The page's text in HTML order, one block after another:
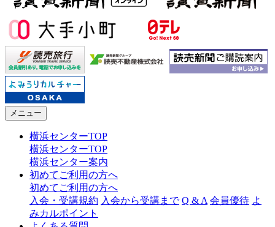
メニュー
横浜センターTOP
横浜センターTOP
横浜センター案内
初めてご利用の方へ
初めてご利用の方へ
入会・受講規約 入会から受講まで Q & A 会員優待 よ
みカルポイント